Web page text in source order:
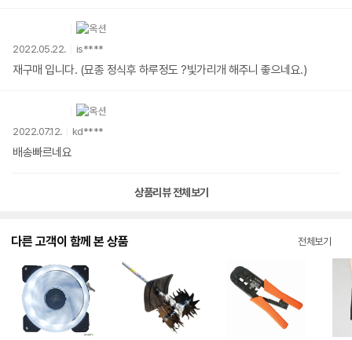
2022.05.22. is****
재구매 입니다. (묘종 정식후 하루정도 ?빛가리개 해주니 좋으네요.)
2022.07.12. kd****
배송빠르네요
상품리뷰 전체보기
다른 고객이 함께 본 상품 전체보기